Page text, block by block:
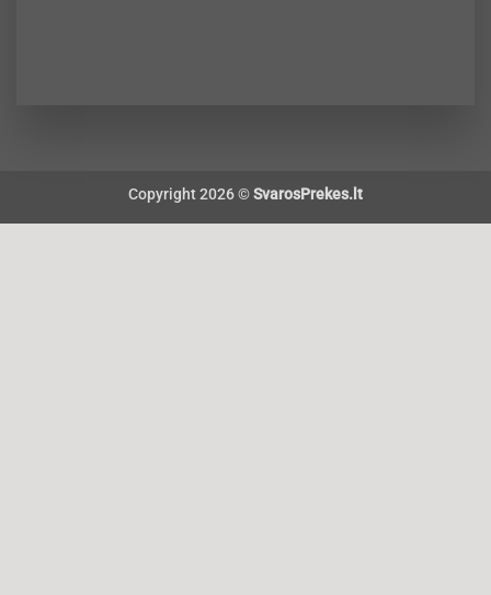
Copyright 2026 ©SvarosPrekes.lt